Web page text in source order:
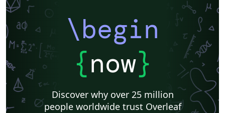
\begin
{now}
Discover why over 25 million
people worldwide trust Overleaf